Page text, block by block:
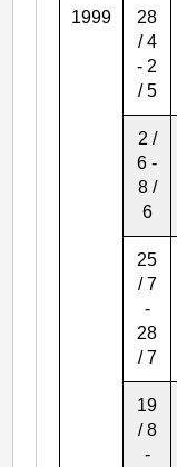
1999
28
/ 4
- 2
/ 5
2 /
6 -
8 /
6
25
/ 7
-
28
/ 7
19
/ 8
-